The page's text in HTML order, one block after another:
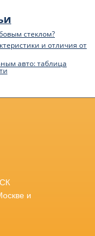
стеклом?
и отличия от
авто: таблица
и